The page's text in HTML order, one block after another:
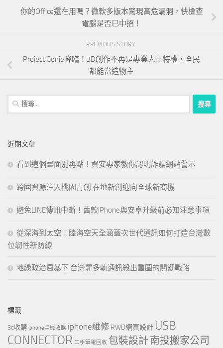
你的Office還在用嗎？微軟多版本驚現高危漏洞，快檢查
電腦是否已中招！
PREVIOUS STORY
Project Genie降臨！3D創作不再是專業人士特權，全民
都能當造物主
搜
尋
字:
近期文章
看到這個畫面別再點！資安專家教你認明詐騙網站警示
跨國資源注入桃園青創 在地新創迎向全球新商機
避免LINE傳訊中斷！舊款iPhone與安卓升級前必知注意事項
從深海到太空：陸海空天全涵蓋次世代通訊如何打造台灣數
位韌性新防線
地緣政治風暴下 台灣靠多軌通訊殺出重圍的關鍵戰略
標籤
3c收購 iphone手機收購 iphone維修 RWD網頁設計 USB
CONNECTOR 二手筆電回收 包裝設計 南投搬家公司